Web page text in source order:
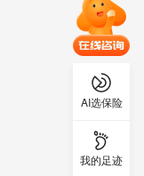
AI选保险
我的足迹